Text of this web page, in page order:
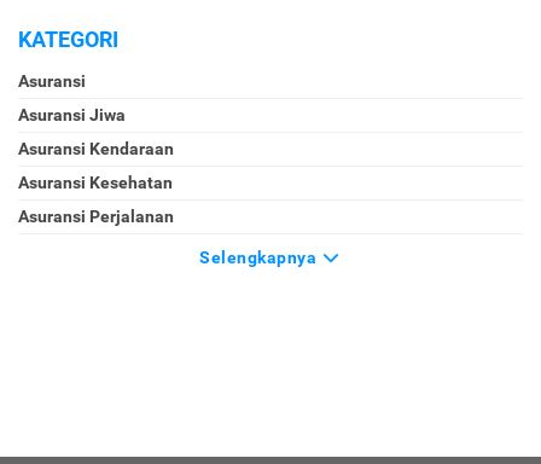
KATEGORI
Asuransi
Asuransi Jiwa
Asuransi Kendaraan
Asuransi Kesehatan
Asuransi Perjalanan
Selengkapnya